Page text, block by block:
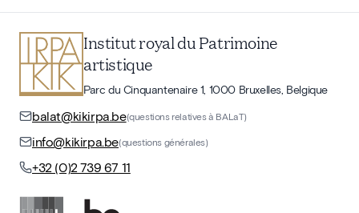
Institut royal du Patrimoine
artistique
Parc du Cinquantenaire 1, 1000 Bruxelles, Belgique
balat@kikirpa.be(questions relatives à BALaT)
info@kikirpa.be(questions générales)
+32 (0)2 739 67 11